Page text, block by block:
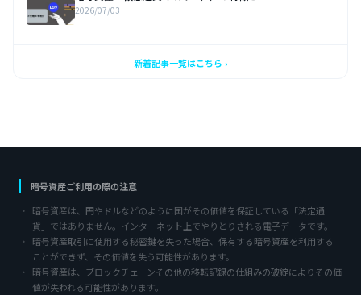
2026/07/03
新着記事一覧はこちら ›
暗号資産ご利用の際の注意
暗号資産は、円やドルなどのように国がその価値を保証している「法定通
貨」ではありません。インターネット上でやりとりされる電子データです。
暗号資産取引に使用する秘密鍵を失った場合、保有する暗号資産を利用する
ことができず、その価値を失う可能性があります。
暗号資産は、ブロックチェーンその他の移転記録の仕組みの破綻によりその価
値が失われる可能性があります。